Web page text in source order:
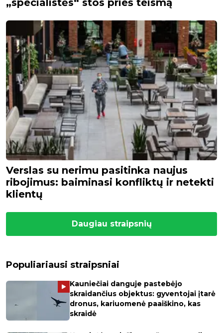
„specialistės“ stos prieš teismą
Verslas su nerimu pasitinka naujus
ribojimus: baiminasi konfliktų ir netekti
klientų
Daugiau straipsnių
Populiariausi straipsniai
Kauniečiai danguje pastebėjo
skraidančius objektus: gyventojai įtarė
dronus, kariuomenė paaiškino, kas
skraidė